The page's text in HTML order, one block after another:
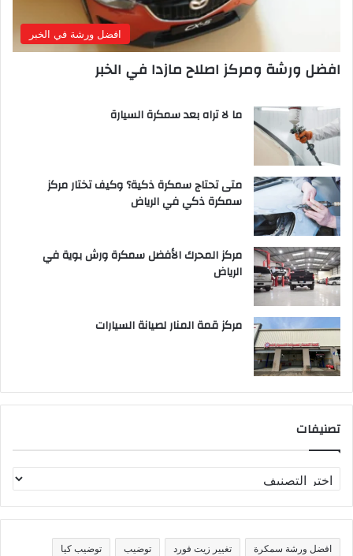
افضل ورشة في الخبر
افضل ورشة ومركز اصلاح مازدا في الخبر
ما لا تراه بعد سمكرة السيارة
متى تحتاج سمكرة ذكية؟ وكيف تختار مركز
سمكرة ذكي في الرياض
مركز المحرك الأفضل سمكرة ورش بوية في
الرياض
مركز قمة المنار لصيانة السيارات
تصنيفات
ص
ن
ف
افضل ورشة سمكرة تغيير زيت فورد توضيب توضيب كيا